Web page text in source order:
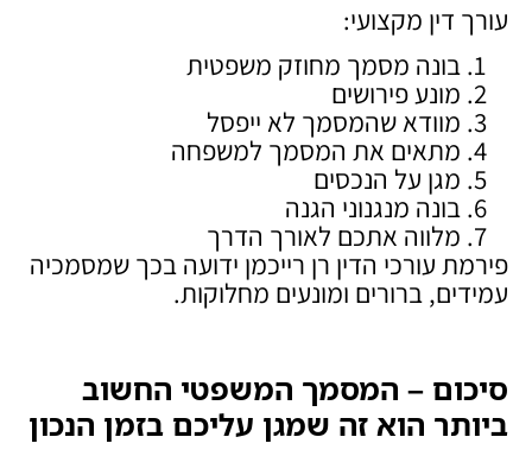
עורך דין מקצועי:
בונה מסמך מחוזק משפטית
מונע פירושים
מוודא שהמסמך לא ייפסל
מתאים את המסמך למשפחה
מגן על הנכסים
בונה מנגנוני הגנה
מלווה אתכם לאורך הדרך
פירמת עורכי הדין רן רייכמן ידועה בכך שמסמכיה
עמידים, ברורים ומונעים מחלוקות.
סיכום – המסמך המשפטי החשוב
ביותר הוא זה שמגן עליכם בזמן הנכון